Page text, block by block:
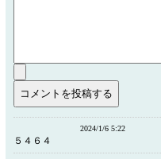
2024/1/6 5:22
５４６４